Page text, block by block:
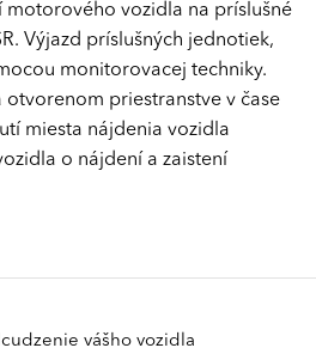
motorového vozidla na príslušné
Výjazd príslušných jednotiek,
monitorovacej techniky.
otvorenom priestranstve v čase
miesta nájdenia vozidla
o nájdení a zaistení
vášho vozidla